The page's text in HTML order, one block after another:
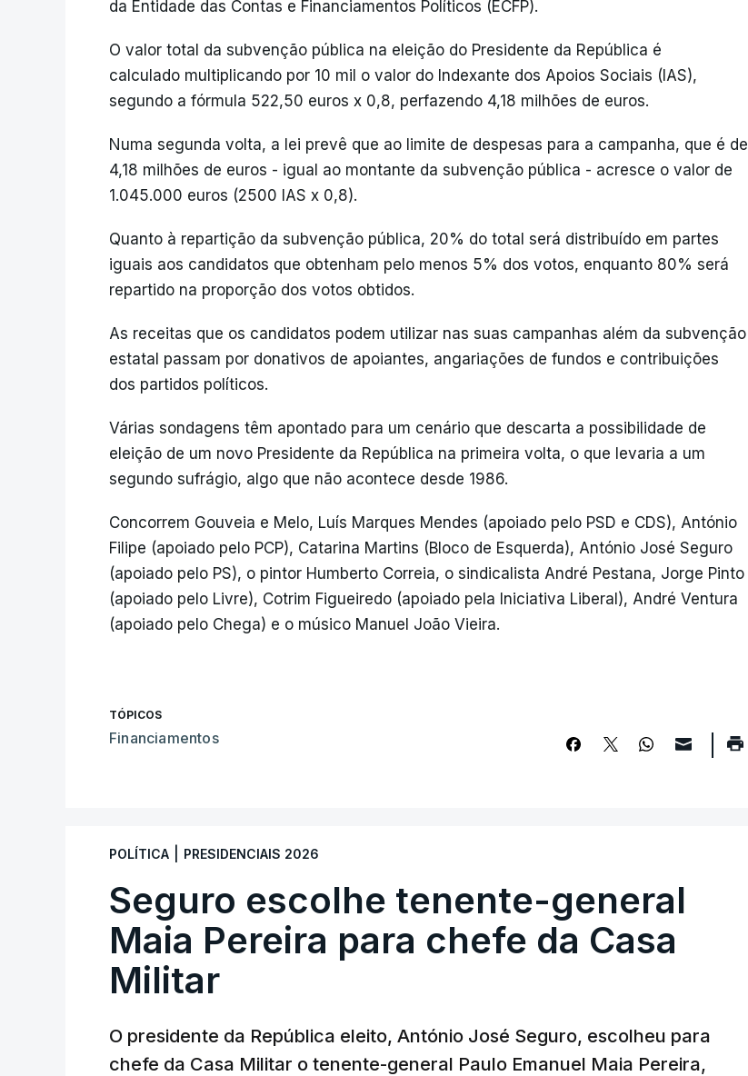
da Entidade das Contas e Financiamentos Políticos (ECFP).
O valor total da subvenção pública na eleição do Presidente da República é
calculado multiplicando por 10 mil o valor do Indexante dos Apoios Sociais (IAS),
segundo a fórmula 522,50 euros x 0,8, perfazendo 4,18 milhões de euros.
Numa segunda volta, a lei prevê que ao limite de despesas para a campanha, que é de
4,18 milhões de euros - igual ao montante da subvenção pública - acresce o valor de
1.045.000 euros (2500 IAS x 0,8).
Quanto à repartição da subvenção pública, 20% do total será distribuído em partes
iguais aos candidatos que obtenham pelo menos 5% dos votos, enquanto 80% será
repartido na proporção dos votos obtidos.
As receitas que os candidatos podem utilizar nas suas campanhas além da subvenção
estatal passam por donativos de apoiantes, angariações de fundos e contribuições
dos partidos políticos.
Várias sondagens têm apontado para um cenário que descarta a possibilidade de
eleição de um novo Presidente da República na primeira volta, o que levaria a um
segundo sufrágio, algo que não acontece desde 1986.
Concorrem Gouveia e Melo, Luís Marques Mendes (apoiado pelo PSD e CDS), António
Filipe (apoiado pelo PCP), Catarina Martins (Bloco de Esquerda), António José Seguro
(apoiado pelo PS), o pintor Humberto Correia, o sindicalista André Pestana, Jorge Pinto
(apoiado pelo Livre), Cotrim Figueiredo (apoiado pela Iniciativa Liberal), André Ventura
(apoiado pelo Chega) e o músico Manuel João Vieira.
TÓPICOS
Financiamentos
POLÍTICA PRESIDENCIAIS 2026
Seguro escolhe tenente-general
Maia Pereira para chefe da Casa
Militar
O presidente da República eleito, António José Seguro, escolheu para
chefe da Casa Militar o tenente-general Paulo Emanuel Maia Pereira,